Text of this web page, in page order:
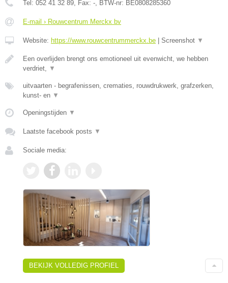
Tel: 052 41 32 89 , Fax: - , BTW-nr: BE0808285360
E-mail › Rouwcentrum Merckx bv
Website: https://www.rouwcentrummerckx.be | Screenshot ▼
Een overlijden brengt ons emotioneel uit evenwicht, we hebben
verdriet,
▼
uitvaarten - begrafenissen, crematies, rouwdrukwerk, grafzerken,
kunst- en ▼
Openingstijden ▼
Laatste facebook posts ▼
Sociale media:
BEKIJK VOLLEDIG PROFIEL